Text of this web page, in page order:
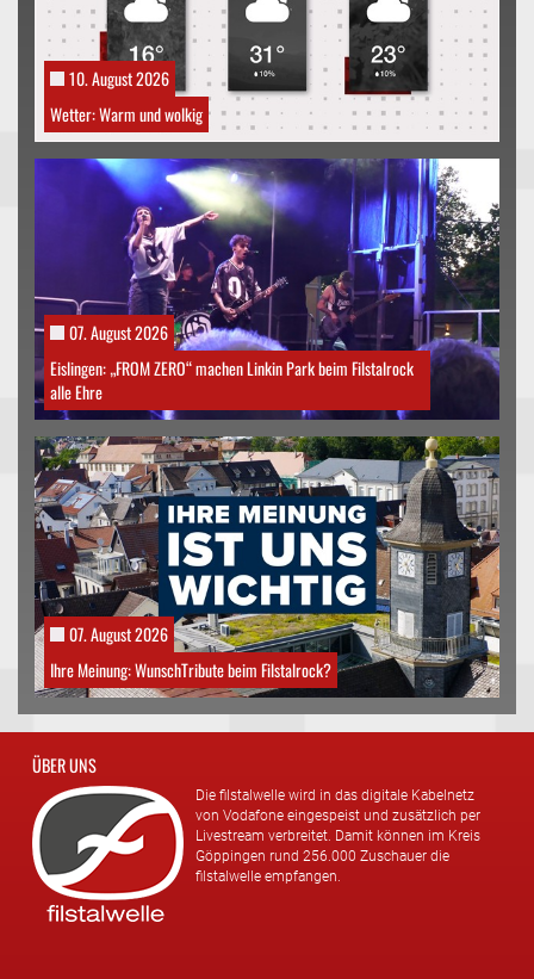
10. August 2026
Wetter: Warm und wolkig
07. August 2026
Eislingen: „FROM ZERO“ machen Linkin Park beim Filstalrock
alle Ehre
07. August 2026
Ihre Meinung: WunschTribute beim Filstalrock?
ÜBER UNS
Die filstalwelle wird in das digitale Kabelnetz
von Vodafone eingespeist und zusätzlich per
Livestream verbreitet. Damit können im Kreis
Göppingen rund 256.000 Zuschauer die
filstalwelle empfangen.